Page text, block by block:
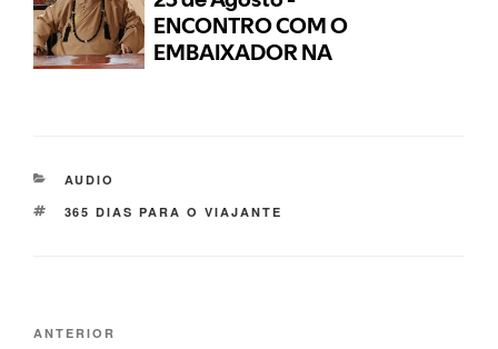
AUDIO
365 DIAS PARA O VIAJANTE
ANTERIOR